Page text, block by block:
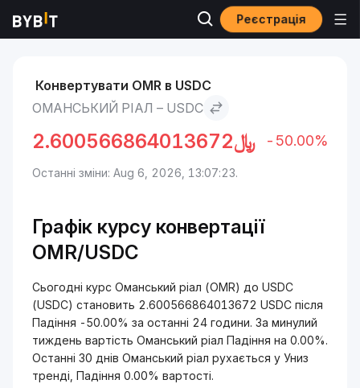
Реєстрація
Ринки Оманський ріал to USDC
Конвертувати OMR в USDC
ОМАНСЬКИЙ РІАЛ – USDC
﷼2.600566864013672 -50.00%
Останні зміни: Aug 6, 2026, 13:07:23.
Графік курсу конвертації
OMR/USDC
Сьогодні курс Оманський ріал (OMR) до USDC
(USDC) становить 2.600566864013672 USDC після
Падіння -50.00% за останні 24 години. За минулий
тиждень вартість Оманський ріал Падіння на 0.00%.
Останні 30 днів Оманський ріал рухається у Униз
тренді, Падіння 0.00% вартості.